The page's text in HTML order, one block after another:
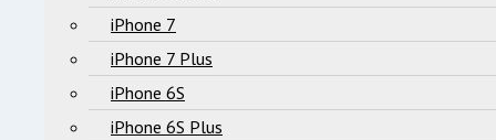
iPhone 7
iPhone 7 Plus
iPhone 6S
iPhone 6S Plus